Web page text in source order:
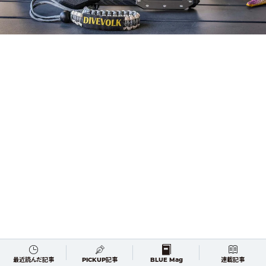
最近読んだ記事 PICKUP記事 BLUE Mag 連載記事